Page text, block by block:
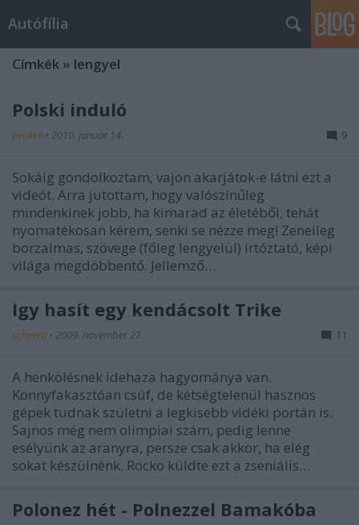
Autófília
Címkék » lengyel
Polski induló
prokee • 2010. január 14. 9
Sokáig gondolkoztam, vajon akarjátok-e látni ezt a
videót. Arra jutottam, hogy valószínűleg
mindenkinek jobb, ha kimarad az életéből, tehát
nyomatékosan kérem, senki se nézze meg! Zeneileg
borzalmas, szövege (főleg lengyelül) irtóztató, képi
világa megdöbbentő. Jellemző…
Így hasít egy kendácsolt Trike
scheerti • 2009. november 27. 11
A henkölésnek idehaza hagyománya van.
Könnyfakasztóan csúf, de kétségtelenül hasznos
gépek tudnak születni a legkisebb vidéki portán is.
Sajnos még nem olimpiai szám, pedig lenne
esélyünk az aranyra, persze csak akkor, ha elég
sokat készülnénk. Rocko küldte ezt a zseniális…
Polonez hét - Polnezzel Bamakóba